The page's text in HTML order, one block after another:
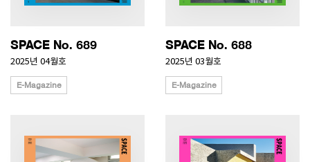
SPACE No. 689
2025년 04월호
E-Magazine
SPACE No. 688
2025년 03월호
E-Magazine